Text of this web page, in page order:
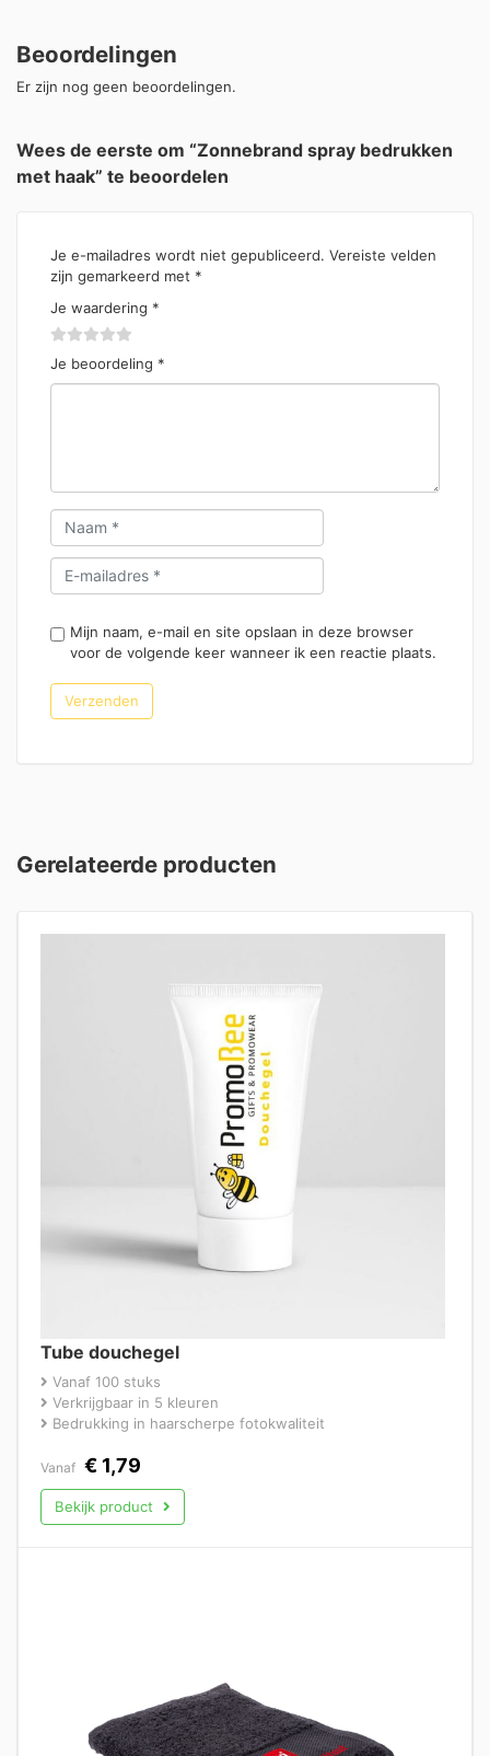
Beoordelingen
Er zijn nog geen beoordelingen.
Wees de eerste om “Zonnebrand spray bedrukken
met haak” te beoordelen
Je e-mailadres wordt niet gepubliceerd. Vereiste velden
zijn gemarkeerd met *
Je waardering *
Je beoordeling *
Mijn naam, e-mail en site opslaan in deze browser
voor de volgende keer wanneer ik een reactie plaats.
Gerelateerde producten
Tube douchegel
Vanaf 100 stuks
Verkrijgbaar in 5 kleuren
Bedrukking in haarscherpe fotokwaliteit
Vanaf € 1,79
Bekijk product